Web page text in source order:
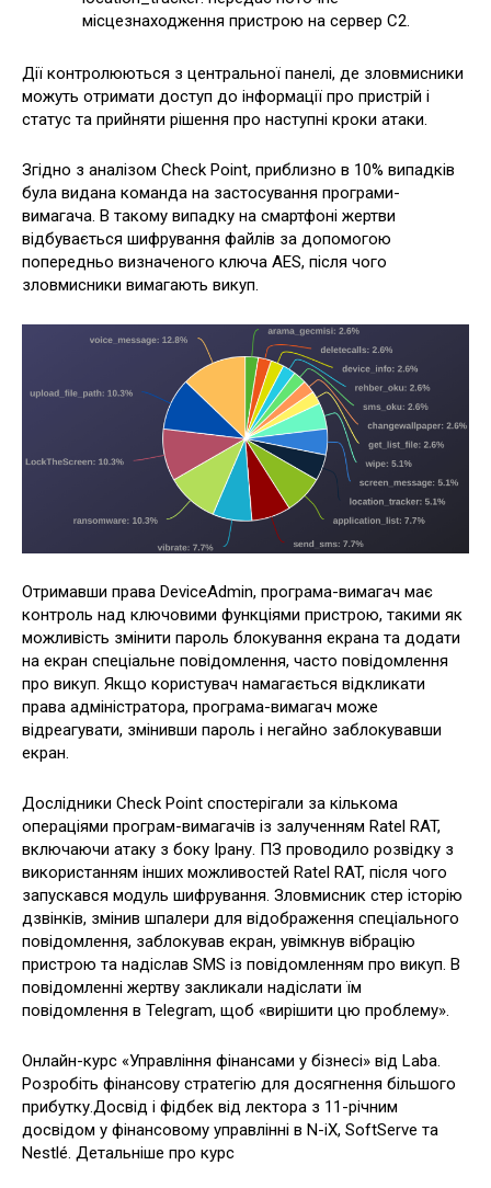
місцезнаходження пристрою на сервер C2.
Дії контролюються з центральної панелі, де зловмисники
можуть отримати доступ до інформації про пристрій і
статус та прийняти рішення про наступні кроки атаки.
Згідно з аналізом Check Point, приблизно в 10% випадків
була видана команда на застосування програми-
вимагача. В такому випадку на смартфоні жертви
відбувається шифрування файлів за допомогою
попередньо визначеного ключа AES, після чого
зловмисники вимагають викуп.
Отримавши права DeviceAdmin, програма-вимагач має
контроль над ключовими функціями пристрою, такими як
можливість змінити пароль блокування екрана та додати
на екран спеціальне повідомлення, часто повідомлення
про викуп. Якщо користувач намагається відкликати
права адміністратора, програма-вимагач може
відреагувати, змінивши пароль і негайно заблокувавши
екран.
Дослідники Check Point спостерігали за кількома
операціями програм-вимагачів із залученням Ratel RAT,
включаючи атаку з боку Ірану. ПЗ проводило розвідку з
використанням інших можливостей Ratel RAT, після чого
запускався модуль шифрування. Зловмисник стер історію
дзвінків, змінив шпалери для відображення спеціального
повідомлення, заблокував екран, увімкнув вібрацію
пристрою та надіслав SMS із повідомленням про викуп. В
повідомленні жертву закликали надіслати їм
повідомлення в Telegram, щоб «вирішити цю проблему».
Онлайн-курс «Управління фінансами у бізнесі» від Laba.
Розробіть фінансову стратегію для досягнення більшого
прибутку.Досвід і фідбек від лектора з 11-річним
досвідом у фінансовому управлінні в N-iX, SoftServe та
Nestlé. Детальніше про курс